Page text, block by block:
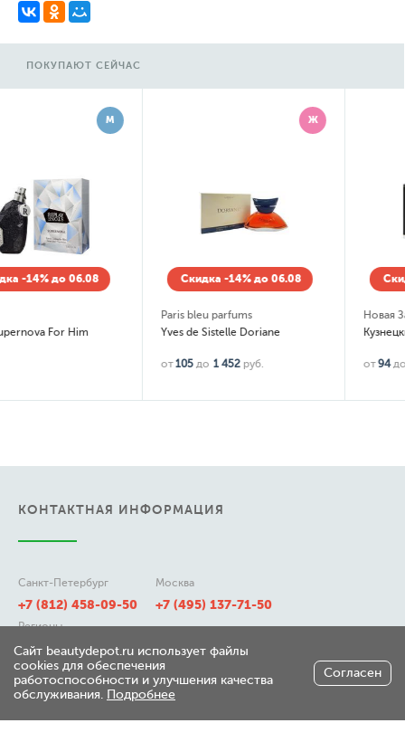
ПОКУПАЮТ СЕЙЧАС
Скидка -14% до 06.08
Yves de Sistelle Doriane
Скидка -14% до 06.08
Новая Заря
Кузнецкий мост Мужской (Kuznetsky Most Man)
от94 до
КОНТАКТНАЯ ИНФОРМАЦИЯ
Санкт-Петербург
+7 (812) 458-09-50
Москва
+7 (495) 137-71-50
Регионы
8 (800) 511-21-50
197348, г. Санкт-Петербург,
Сайт beautydepot.ru использует файлы
cookies для обеспечения
работоспособности и улучшения качества
обслуживания. Подробнее
Согласен